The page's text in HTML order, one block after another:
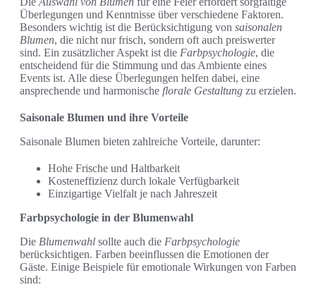
Überlegungen und Kenntnisse über verschiedene Faktoren.
Besonders wichtig ist die Berücksichtigung von saisonalen
Blumen, die nicht nur frisch, sondern oft auch preiswerter
sind. Ein zusätzlicher Aspekt ist die Farbpsychologie, die
entscheidend für die Stimmung und das Ambiente eines
Events ist. Alle diese Überlegungen helfen dabei, eine
ansprechende und harmonische florale Gestaltung zu erzielen.
Saisonale Blumen und ihre Vorteile
Saisonale Blumen bieten zahlreiche Vorteile, darunter:
Hohe Frische und Haltbarkeit
Kosteneffizienz durch lokale Verfügbarkeit
Einzigartige Vielfalt je nach Jahreszeit
Farbpsychologie in der Blumenwahl
Die Blumenwahl sollte auch die Farbpsychologie
berücksichtigen. Farben beeinflussen die Emotionen der
Gäste. Einige Beispiele für emotionale Wirkungen von Farben
sind: